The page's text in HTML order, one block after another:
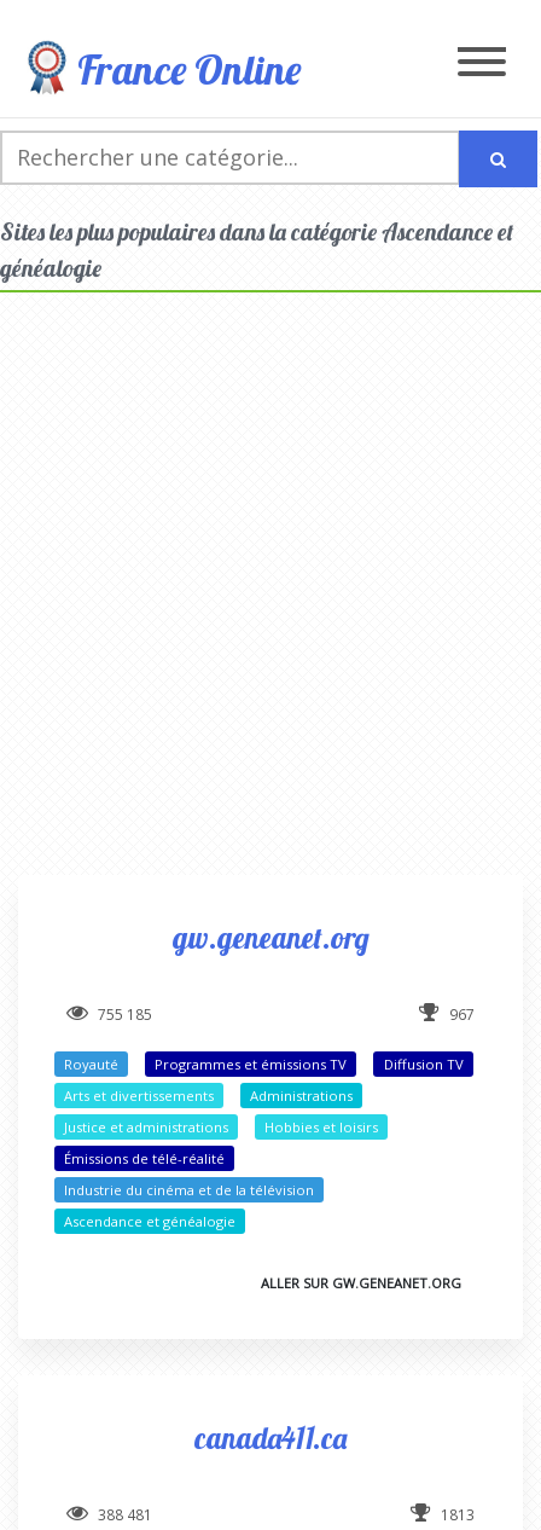
France Online
Sites les plus populaires dans la catégorie Ascendance et
généalogie
gw.geneanet.org
755 185 967
Royauté Programmes et émissions TV
Diffusion TV
Arts et divertissements
Administrations
Justice et administrations
Hobbies et loisirs
Émissions de télé-réalité
Industrie du cinéma et de la télévision
Ascendance et généalogie
ALLER SUR GW.GENEANET.ORG
canada411.ca
388 481 1813